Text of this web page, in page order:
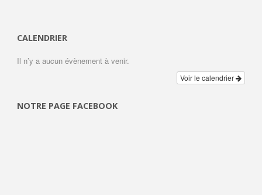
extérieure"
CALENDRIER
Il n’y a aucun évènement à venir.
Voir le calendrier
NOTRE PAGE FACEBOOK